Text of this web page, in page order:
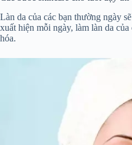
Làn da của các bạn thường ngày
xuất hiện mỗi ngày, làm làn da
hóa.